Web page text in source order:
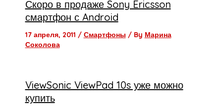
Скоро в продаже Sony Ericsson
смартфон с Android
17 апреля, 2011 / Смартфоны / By Марина
Соколова
ViewSonic ViewPad 10s уже можно
купить